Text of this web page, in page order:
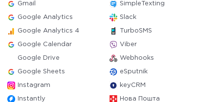
Gmail SimpleTexting
Google Analytics Slack
Google Analytics 4 TurboSMS
Google Calendar Viber
Google Drive Webhooks
Google Sheets eSputnik
Instagram keyCRM
Instantly Нова Пошта